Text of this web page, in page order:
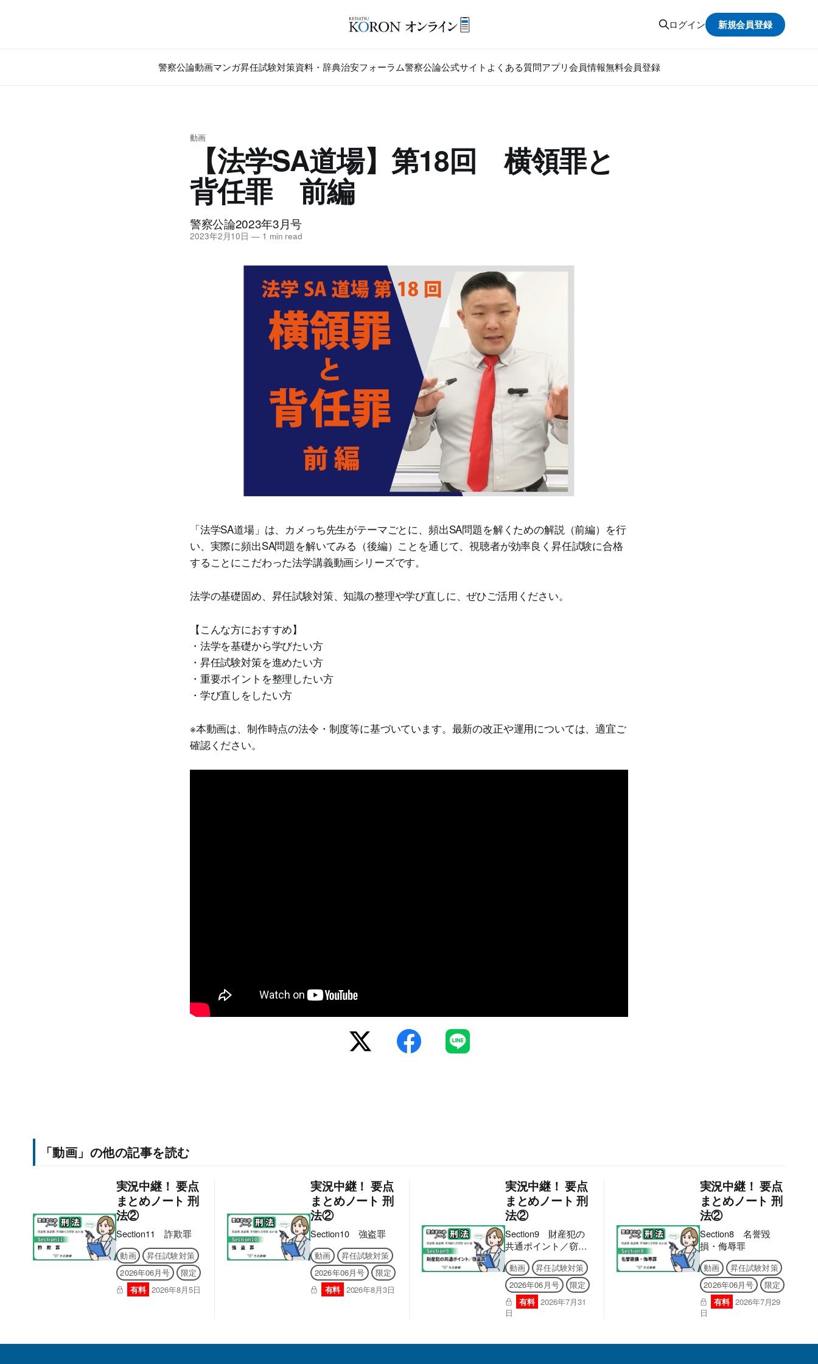
警察公論動画マンガ昇任試験対策資料・辞典治安フォーラム警察公論公式サイト よくある質問アプリ会員情報無料会員登録
ログイン 新規会員登録
動画
【法学SA道場】第18回 横領罪と
背任罪 前編
警察公論2023年3月号
2023年2月10日 — 1 min read
「法学SA道場」は、カメっち先生がテーマごとに、頻出SA問題を解くための解説（前編）を行
い、実際に頻出SA問題を解いてみる（後編）ことを通じて、視聴者が効率良く昇任試験に合格
することにこだわった法学講義動画シリーズです。
法学の基礎固め、昇任試験対策、知識の整理や学び直しに、ぜひご活用ください。
【こんな方におすすめ】
・法学を基礎から学びたい方
・昇任試験対策を進めたい方
・重要ポイントを整理したい方
・学び直しをしたい方
※本動画は、制作時点の法令・制度等に基づいています。最新の改正や運用については、適宜ご
確認ください。
「動画」の他の記事を読む
実況中継！ 要点
まとめノート 刑
法②
Section11 詐欺罪
動画
昇任試験対策
2026年06月号
限定
有料 2026年8月5日
実況中継！ 要点
まとめノート 刑
法②
Section10 強盗罪
動画
昇任試験対策
2026年06月号
限定
有料 2026年8月3日
実況中継！ 要点
まとめノート 刑
法②
Section9 財産犯の
共通ポイント／窃盗
罪
動画
昇任試験対策
2026年06月号
限定
有料 2026年7月31
日
実況中継！ 要点
まとめノート 刑
法②
Section8 名誉毀
損・侮辱罪
動画
昇任試験対策
2026年06月号
限定
有料 2026年7月29
日